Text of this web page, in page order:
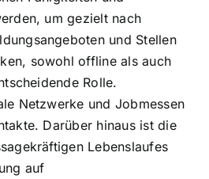
um gezielt nach
und Stellen
sowohl offline als auch
Rolle.
Netzwerke und Jobmessen
Darüber hinaus ist die
Lebenslaufes
auf